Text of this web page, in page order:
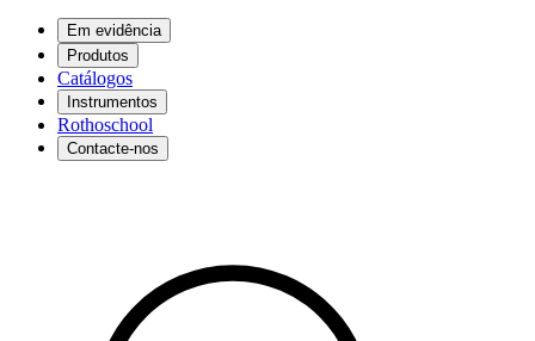
Em evidência
Produtos
Catálogos
Instrumentos
Rothoschool
Contacte-nos